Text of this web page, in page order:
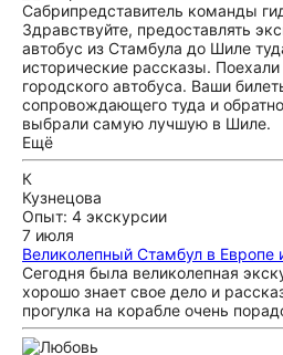
Сабрипредставитель команды
Здравствуйте, предоставлять
автобус из Стамбула до Шиле
исторические рассказы.
городского автобуса. Ваши
сопровождающего туда и
выбрали самую лучшую в Шиле.
Ещё
К
Кузнецова
Опыт: 4 экскурсии
7 июля
Великолепный Стамбул в Европе
Сегодня была великолепная
хорошо знает свое дело и
прогулка на корабле очень